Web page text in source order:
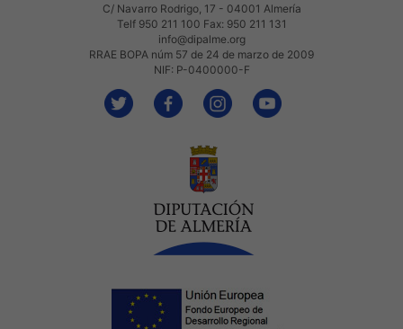
C/ Navarro Rodrigo, 17 - 04001 Almería
Telf 950 211 100 Fax: 950 211 131
info@dipalme.org
RRAE BOPA núm 57 de 24 de marzo de 2009
NIF: P-0400000-F